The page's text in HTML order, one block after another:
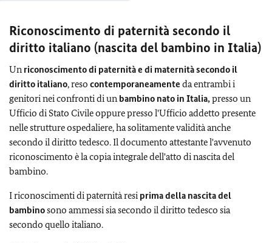
Riconoscimento di paternità secondo il
diritto italiano (nascita del bambino in Italia)
Un riconoscimento di paternità e di maternitàsecondo il
diritto italiano, reso contemporaneamente da entrambi i
genitori nei confronti di un bambino nato in Italia, presso un
Ufficio di Stato Civile oppure presso l'Ufficio addetto presente
nelle strutture ospedaliere, ha solitamente validità anche
secondo il diritto tedesco. Il documento attestante l'avvenuto
riconoscimento è la copia integrale dell'atto di nascita del
bambino.
I riconoscimenti di paternità resi prima della nascita del
bambinosono ammessi sia secondo il diritto tedesco sia
secondo quello italiano.